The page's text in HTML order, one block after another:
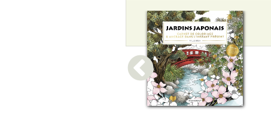
Poids :110 g
Epaisseur :4